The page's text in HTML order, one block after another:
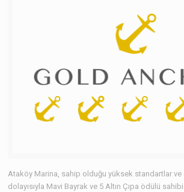
Ataköy Marina, sahip olduğu yüksek standartlar ve
dolayısıyla Mavi Bayrak ve 5 Altın Çıpa ödülü